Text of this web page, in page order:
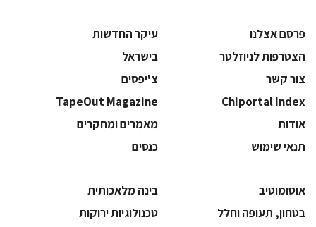
פרסם אצלנו
עיקר החדשות
הצטרפות לניוזלטר
בישראל
צור קשר
צ'יפסים
Chiportal Index
TapeOut Magazine
אודות
מאמרים ומחקרים
תנאי שימוש
כנסים
אוטומוטיב
בינה מלאכותית
בטחון, תעופה וחלל
‫טכנולוגיות ירוקות‬